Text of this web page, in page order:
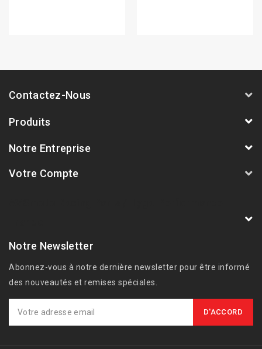
Contactez-Nous
Produits
Notre Entreprise
Votre Compte
Notre Newsletter
Abonnez-vous à notre dernière newsletter pour être informé
des nouveautés et remises spéciales.